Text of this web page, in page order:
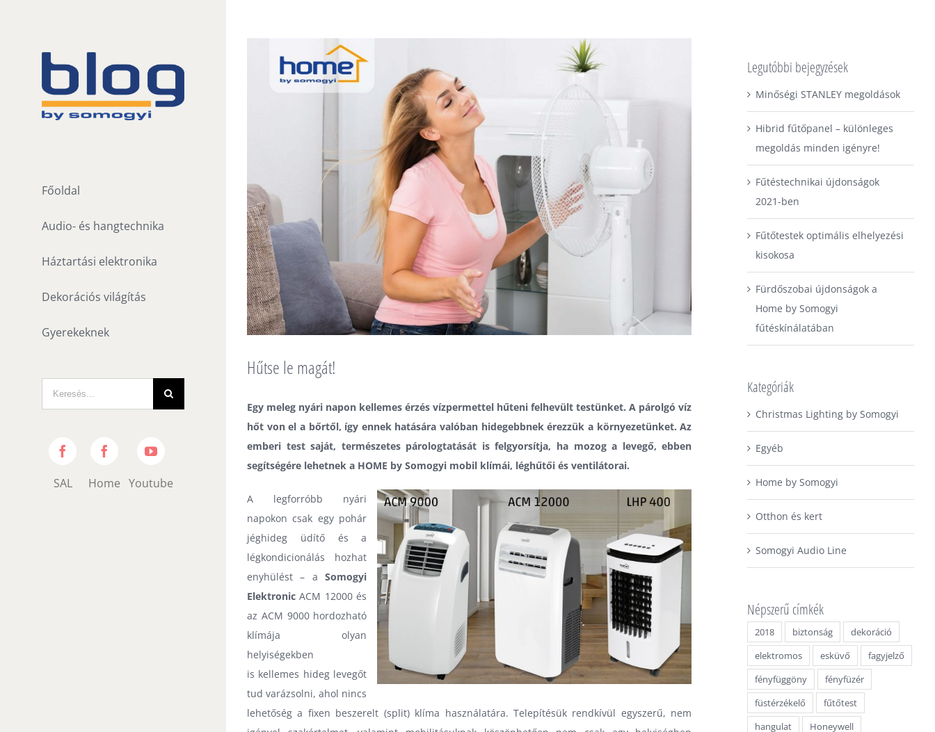
Főoldal
Audio- és hangtechnika
Háztartási elektronika
Dekorációs világítás
Gyerekeknek
Search
for:
Somogyi
SAL Home
Somogyi
Channel
Youtube
Hűtse le magát!
Egy meleg nyári napon kellemes érzés vízpermettel hűteni felhevült testünket. A párolgó víz
hőt von el a bőrtől, így ennek hatására valóban hidegebbnek érezzük a környezetünket. Az
emberi test saját, természetes párologtatását is felgyorsítja, ha mozog a levegő, ebben
segítségére lehetnek a HOME by Somogyi mobil klímái, léghűtői és ventilátorai.
A legforróbb nyári
napokon csak egy pohár
jéghideg üdítő és a
légkondicionálás hozhat
enyhülést – aSomogyi
Elektronic ACM 12000és
az ACM 9000hordozható
klímája olyan
helyiségekben
is kellemes hideg levegőt
tud varázsolni, ahol nincs
lehetőség a fixen beszerelt (split) klíma használatára. Telepítésük rendkívül egyszerű, nem
Legutóbbi bejegyzések
Minőségi STANLEY megoldások
Hibrid fűtőpanel – különleges
megoldás minden igényre!
Fűtéstechnikai újdonságok
2021-ben
Fűtőtestek optimális elhelyezési
kisokosa
Fürdőszobai újdonságok a
Home by Somogyi
fűtéskínálatában
Kategóriák
Christmas Lighting by Somogyi
Egyéb
Home by Somogyi
Otthon és kert
Somogyi Audio Line
Népszerű címkék
2018 biztonság
dekoráció
elektromos
esküvő
fagyjelző
fényfüggöny
fényfüzér
füstérzékelő
fűtőtest
hangulat
Honeywell